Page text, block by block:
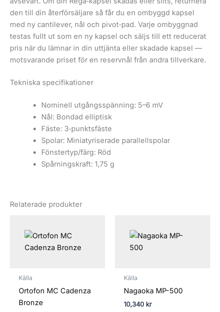
den till din återförsäljare så får du en ombyggd kapsel
med ny cantilever, nål och pivot‑pad. Varje ombyggnad
testas fullt ut som en ny kapsel och säljs till ett reducerat
pris när du lämnar in din uttjänta eller skadade kapsel —
motsvarande priset för en reservnål från andra tillverkare.
Tekniska specifikationer
Nominell utgångsspänning: 5–6 mV
Nål: Bondad elliptisk
Fäste: 3‑punktsfäste
Spolar: Miniatyriserade parallellspolar
Fönstertyp/färg: Röd
Spårningskraft: 1,75 g
Relaterade produkter
Källa
Ortofon MC Cadenza
Bronze
Källa
Nagaoka MP-500
10,340 kr